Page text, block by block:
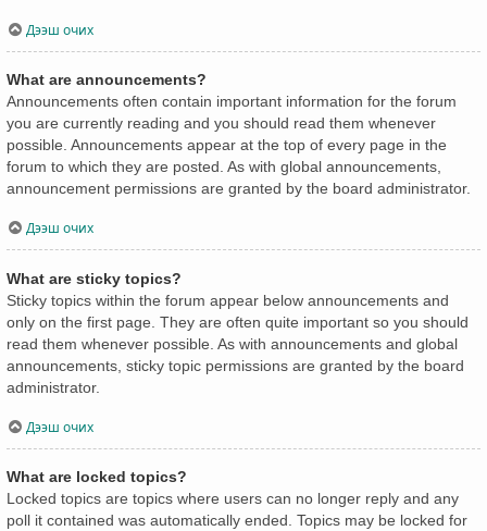
Дээш очих
What are announcements?
Announcements often contain important information for the forum
you are currently reading and you should read them whenever
possible. Announcements appear at the top of every page in the
forum to which they are posted. As with global announcements,
announcement permissions are granted by the board administrator.
Дээш очих
What are sticky topics?
Sticky topics within the forum appear below announcements and
only on the first page. They are often quite important so you should
read them whenever possible. As with announcements and global
announcements, sticky topic permissions are granted by the board
administrator.
Дээш очих
What are locked topics?
Locked topics are topics where users can no longer reply and any
poll it contained was automatically ended. Topics may be locked for